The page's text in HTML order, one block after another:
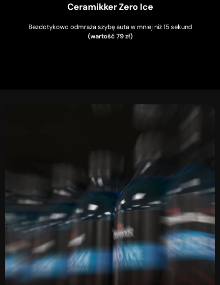
Ceramikker Zero Ice
Bezdotykowo odmraża szybę auta w mniej niż 15 sekund
(wartość 79 zł)